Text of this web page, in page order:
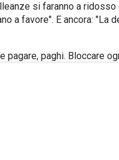
si faranno a
a favore". E ancora: "La
paghi. Bloccare